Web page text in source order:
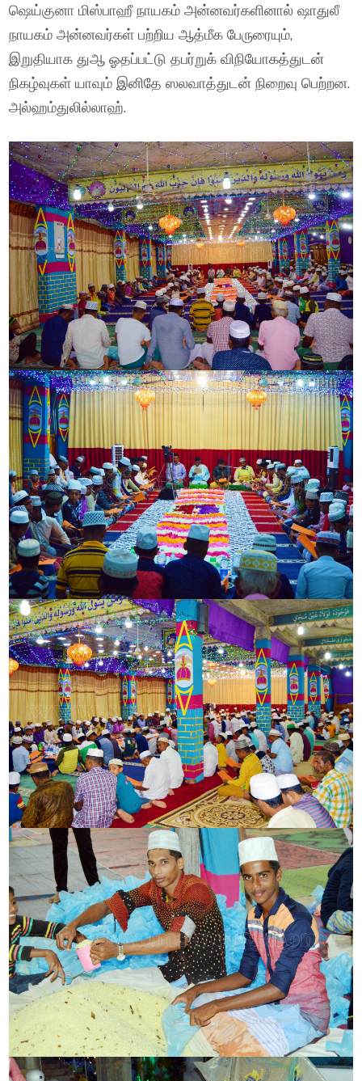
ஷெய்குனா மிஸ்பாஹீ நாயகம் அன்னவர்களினால் ஷாதுலீ
நாயகம் அன்னவர்கள் பற்றிய ஆத்மீக பேருரையும்,
இறுதியாக துஆ ஓதப்பட்டு தபர்றுக் விநியோகத்துடன்
நிகழ்வுகள் யாவும் இனிதே ஸலவாத்துடன் நிறைவு பெற்றன.
அல்ஹம்துலில்லாஹ்.